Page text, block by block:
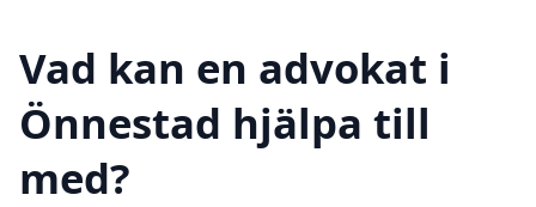
Vad kan en advokat i
Önnestad hjälpa till
med?